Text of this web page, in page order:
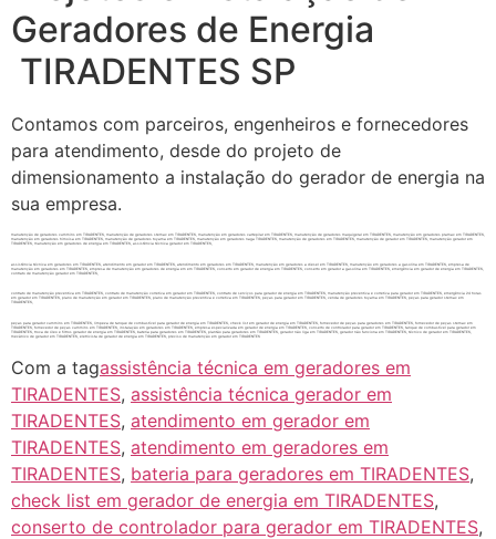
Geradores de Energia
TIRADENTES SP
Contamos com parceiros, engenheiros e fornecedores
para atendimento, desde do projeto de
dimensionamento a instalação do gerador de energia na
sua empresa.
manutenção de geradores cummins em TIRADENTES, manutenção de geradores stemac em TIRADENTES, manutenção em geradores cartepilar em TIRADENTES, manutenção de geradores maquigeral em TIRADENTES, manutenção em geradores pramac em TIRADENTES,
manutenção em geradores himoisa em TIRADENTES, manutenção de geradores toyama em TIRADENTES, manutenção em geradores naga TIRADENTES, manutenção de geradores em TIRADENTES, manutenção de gerador em TIRADENTES, manutenção gerador em
TIRADENTES, manutenção em geradores de energia em TIRADENTES, assistência técnica gerador em TIRADENTES,
assistência técnica em geradores em TIRADENTES, atendimento em gerador em TIRADENTES, atendimento em geradores em TIRADENTES, manutenção em geradores a diesel em TIRADENTES, manutenção em geradores a gasolina em TIRADENTES, empresa de
manutenção em geradores em TIRADENTES, empresa de manutenção em geradores de energia em em TIRADENTES, conserto em gerador de energia em TIRADENTES, conserto em gerador a gasolina em TIRADENTES, emergência em gerador de energia em TIRADENTES,
contrato de manutenção gerador em TIRADENTES,
contrato de manutenção preventiva em TIRADENTES, contrato de manutenção corretiva em gerador em TIRADENTES, contrato de serviços para gerador de energia em TIRADENTES, manutenção preventiva e corretiva para gerador em TIRADENTES, emergência 24 horas
em gerador em TIRADENTES, plano de manutenção em gerador em TIRADENTES, plano de manutenção preventiva e corretiva em TIRADENTES, peças para gerador em TIRADENTES, venda de geradores toyama em TIRADENTES, peças para gerador stemac em
TIRADENTES,
peças para gerador cummins em TIRADENTES, limpeza de tanque de combustível para gerador de energia em TIRADENTES, check list em gerador de energia em TIRADENTES, fornecedor de peças para geradores em TIRADENTES, fornecedor de peças stemac em
TIRADENTES, fornecedor de peças cummins em TIRADENTES, instalação em geradores em TIRADENTES, empresa especializada em gerador de energia em TIRADENTES, conserto de controlador para gerador em TIRADENTES, tanque de combustível para gerador em
TIRADENTES, troca de óleo e filtros gerador de energia em TIRADENTES, bateria para geradores em TIRADENTES, plantão para geradores em TIRADENTES, gerador não liga em TIRADENTES, gerador não funciona em TIRADENTES, técnico de gerador em TIRADENTES,
mecânico de gerador em TIRADENTES, eletricista de gerador de energia em TIRADENTES, preciso de manutenção em gerador em TIRADENTES
Com a tagassistência técnica em geradores em
TIRADENTES, assistência técnica gerador em
TIRADENTES, atendimento em gerador em
TIRADENTES, atendimento em geradores em
TIRADENTES, bateria para geradores em TIRADENTES,
check list em gerador de energia em TIRADENTES,
conserto de controlador para gerador em TIRADENTES,